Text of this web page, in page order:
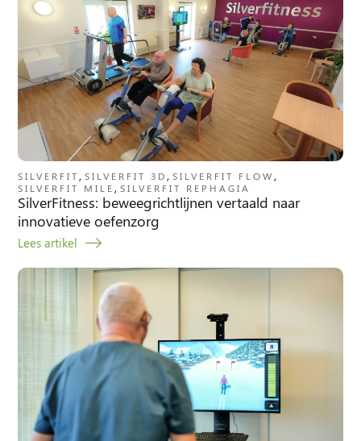
SILVERFIT, SILVERFIT 3D, SILVERFIT FLOW,
SILVERFIT MILE, SILVERFIT REPHAGIA
SilverFitness: beweegrichtlijnen vertaald naar
innovatieve oefenzorg
Lees artikel